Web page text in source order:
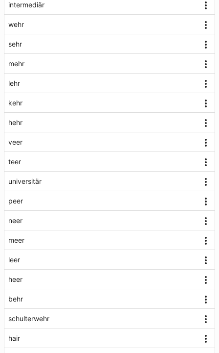
intermediär
wehr
sehr
mehr
lehr
kehr
hehr
veer
teer
universitär
peer
neer
meer
leer
heer
behr
schulterwehr
hair